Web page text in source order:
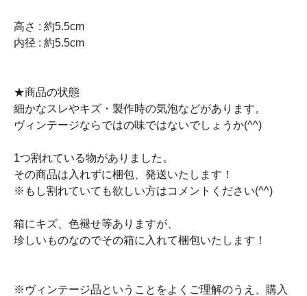
高さ : 約5.5cm
内径 : 約5.5cm
★商品の状態
細かなスレやキズ・製作時の気泡などがあります。
ヴィンテージならではの味ではないでしょうか(^^)
1つ割れている物がありました。
その商品は入れずに梱包、発送いたします！
※もし割れていても欲しい方はコメントください(^^)
箱にキズ、色褪せ等ありますが、
珍しいものなのでその箱に入れて梱包いたします！
※ヴィンテージ品ということをよくご理解のうえ、購入